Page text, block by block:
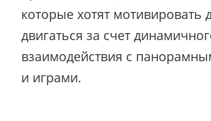
которые хотят мотивировать
двигаться за счет
взаимодействия с
и играми.